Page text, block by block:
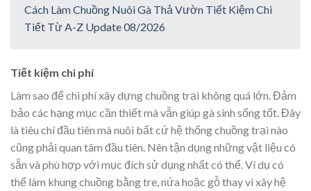
Cách Làm Chuồng Nuôi Gà Thả Vườn Tiết Kiệm Chi
Tiết Từ A-Z Update 08/2026
Tiết kiệm chi phí
Làm sao để chi phí xây dựng chuồng trại không quá lớn. Đảm
bảo các hạng mục cần thiết mà vẫn giúp gà sinh sống tốt. Đây
là tiêu chí đầu tiên mà nuôi bất cứ hệ thống chuồng trại nào
cũng phải quan tâm đầu tiên. Nên tận dụng những vật liệu có
sẵn và phù hợp với mục đích sử dụng nhất có thể. Ví dụ có
thể làm khung chuồng bằng tre, nứa hoặc gỗ thay vì xây hệ